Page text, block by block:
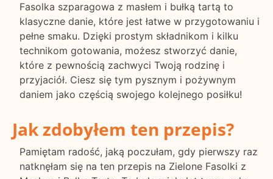
Fasolka szparagowa z masłem i bułką tartą to
klasyczne danie, które jest łatwe w przygotowaniu i
pełne smaku. Dzięki prostym składnikom i kilku
technikom gotowania, możesz stworzyć danie,
które z pewnością zachwyci Twoją rodzinę i
przyjaciół. Ciesz się tym pysznym i pożywnym
daniem jako częścią swojego kolejnego posiłku!
Jak zdobyłem ten przepis?
Pamiętam radość, jaką poczułam, gdy pierwszy raz
natknęłam się na ten przepis na Zielone Fasolki z